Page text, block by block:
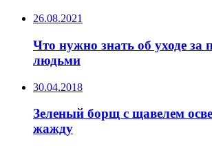
26.08.2021
Что нужно знать об уходе
людьми
30.04.2018
Зеленый борщ с щавелем
жажду